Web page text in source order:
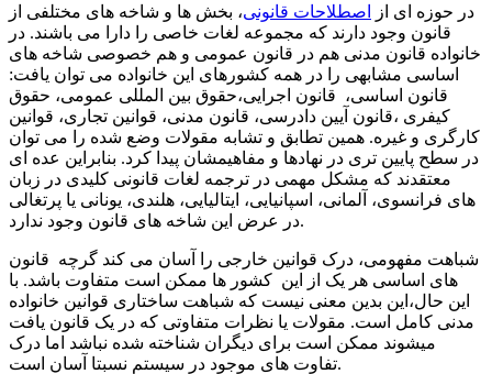
در حوزه ای از اصطلاحات قانونی، بخش ها و شاخه های مختلفی از
قانون وجود دارند که مجموعه لغات خاصی را دارا می باشند. در
خانواده قانون مدنی هم در قانون عمومی و هم خصوصی شاخه های
اساسی مشابهی را در همه کشورهای این خانواده می توان یافت:
قانون اساسی، قانون اجرایی،حقوق بین المللی عمومی، حقوق
کیفری ،قانون آیین دادرسی، قانون مدنی، قوانین تجاری، قوانین
کارگری و غیره. همین تطابق و تشابه مقولات وضع شده را می توان
در سطح پایین تری در نهادها و مفاهیمشان پیدا کرد. بنابراین عده ای
معتقدند که مشکل مهمی در ترجمه لغات قانونی کلیدی در زبان
های فرانسوی، آلمانی، اسپانیایی، ایتالیایی، هلندی، یونانی یا پرتغالی
در عرض این شاخه های قانون وجود ندارد.
شباهت مفهومی، درک قوانین خارجی را آسان می کند گرچه قانون
های اساسی هر یک از این کشور ها ممکن است متفاوت باشد. با
این حال،این بدین معنی نیست که شباهت ساختاری قوانین خانواده
مدنی کامل است. مقولات یا نظرات متفاوتی که در یک قانون یافت
میشوند ممکن است برای دیگران شناخته شده نباشد اما درک
تفاوت های موجود در سیستم نسبتا آسان است.